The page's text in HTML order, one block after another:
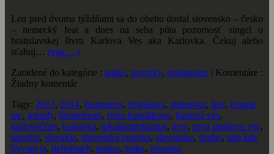
Len pred dvoma týždňami sa do obehu dostal slovensko – česko
– nemecký feat a dnes na seba púta pozornosť singel o
bratislavskej štvrti Karlova Ves aka Karlovka. Čekuj alebo
sťahuj… (viac…)
Zaradené do kategórie : audio, novinky, spolupráce | Komentáre :
Žiadny komentár
Tagy: 2013, 2014, beattuners, bratislava, dubravka, feat, female
mc, grendy, homiebeats, iveta hanulikova, karlová ves,
karlovečťan, karlovka, lokalpatriotizmus, new, prva studiova vec,
raperka, slovakia, slovenská raperka, slovensko, studio, tam kde
byvam ja, tiefenbach, tretina, zetka, zetuzeta